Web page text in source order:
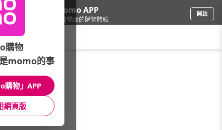
下載momo APP
給你3倍流暢度的購物體驗
開啟
傢飾寢具/床墊/記憶床墊
館長推薦 月銷量
購物
momo的事
購物」APP
網頁版